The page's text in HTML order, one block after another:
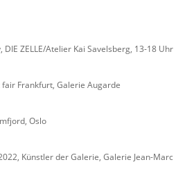
ZELLE/Atelier Kai Savelsberg, 13-18 Uhr
Frankfurt, Galerie Augarde
Oslo
Künstler der Galerie, Galerie Jean-Marc